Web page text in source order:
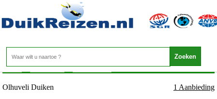
Malediven - Duikresorts - Olhuveli Duiken
Home>Malediven>Duikresorts>Olhuveli Duiken
Olhuveli Duiken
1 Aanbieding